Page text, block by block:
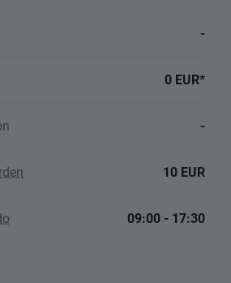
-
0 EUR*
-
10 EUR
09:00 - 17:30